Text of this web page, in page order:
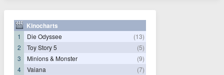
Kinocharts
1 Die Odyssee
(13)
2
Toy Story 5
(5)
3
Minions & Monster
(9)
4
Vaiana
(7)